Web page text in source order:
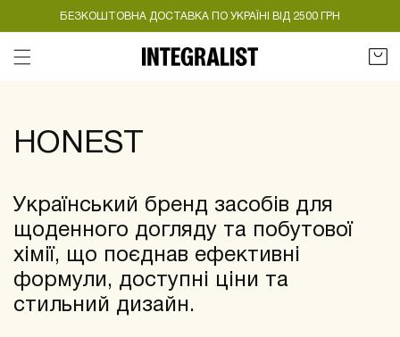
БЕЗКОШТОВНА ДОСТАВКА ПО УКРАЇНІ ВІД 2500 ГРН
Кошик
:
HONEST
Український бренд засобів для
щоденного догляду та побутової
хімії, що поєднав ефективні
формули, доступні ціни та
стильний дизайн.